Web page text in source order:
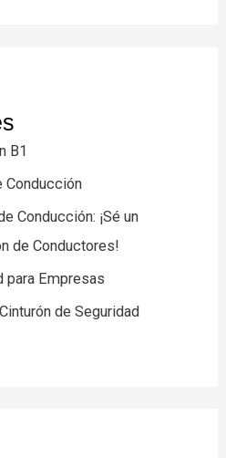
B1
Conducción
Conducción: ¡Sé un
de Conductores!
para Empresas
de Seguridad